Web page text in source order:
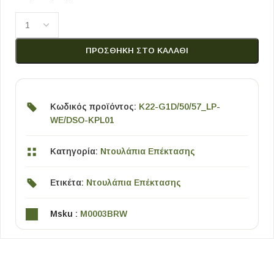
ΠΡΟΣΘΉΚΗ ΣΤΟ ΚΑΛΆΘΙ
Κωδικός προϊόντος: K22-G1D/50/57_LP-
WE/DSO-KPL01
Κατηγορία: Ντουλάπια Επέκτασης
Ετικέτα: Ντουλάπια Επέκτασης
Msku : M0003BRW